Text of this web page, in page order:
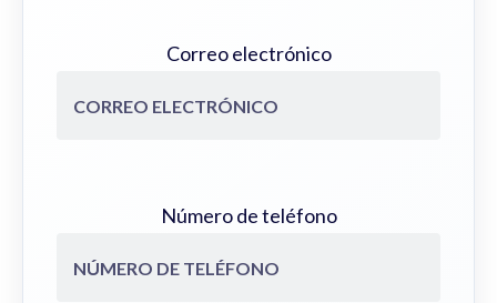
Correo electrónico
Número de teléfono